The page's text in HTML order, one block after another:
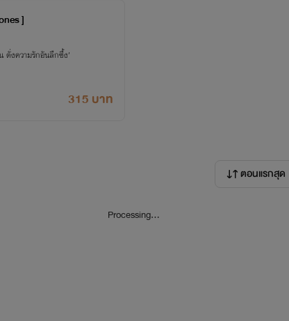
]
ดั่งความรักอันลึกซึ้ง’
315 บาท
ตอนแรกสุด
Processing...